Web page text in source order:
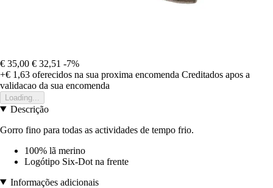
€ 35,00 € 32,51 -7%
+€ 1,63 oferecidos na sua proxima encomenda Creditados apos a
validacao da sua encomenda
Loading...
Descrição
Gorro fino para todas as actividades de tempo frio.
100% lã merino
Logótipo Six-Dot na frente
Informações adicionais